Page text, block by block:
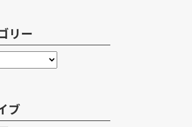
リー
ブ